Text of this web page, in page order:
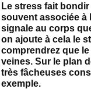
Le stress fait
souvent associée à
signale au corps
on ajoute à cela le
comprendrez que
veines. Sur le plan
très fâcheuses
exemple.